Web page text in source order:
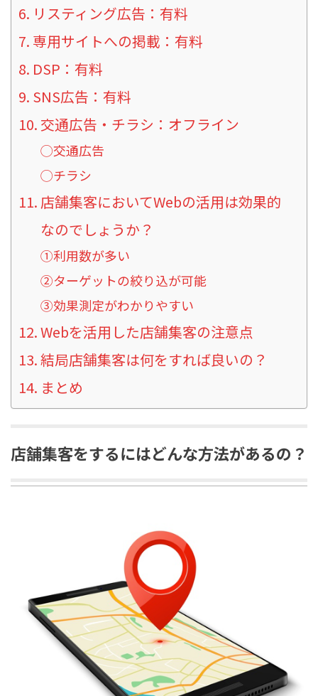
リスティング広告：有料
専用サイトへの掲載：有料
DSP：有料
SNS広告：有料
交通広告・チラシ：オフライン
◯交通広告
◯チラシ
店舗集客においてWebの活用は効果的
なのでしょうか？
①利用数が多い
②ターゲットの絞り込が可能
③効果測定がわかりやすい
Webを活用した店舗集客の注意点
結局店舗集客は何をすれば良いの？
まとめ
店舗集客をするにはどんな方法があるの？